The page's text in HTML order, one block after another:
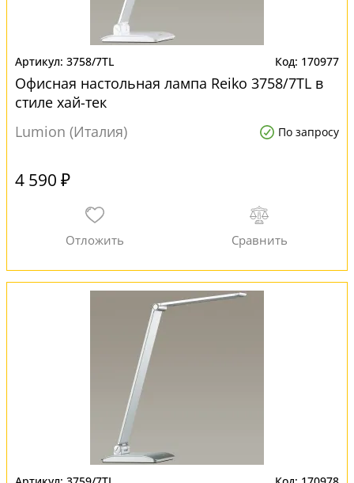
3758/7TL 170977
Офисная настольная лампа Reiko 3758/7TL в
стиле хай-тек
Lumion (Италия)
По запросу
4 590 ₽